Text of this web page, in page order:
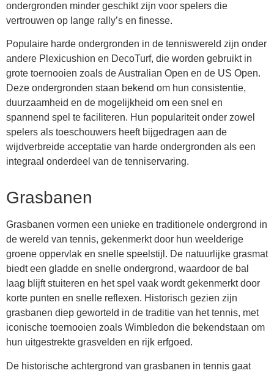
ondergronden minder geschikt zijn voor spelers die
vertrouwen op lange rally’s en finesse.
Populaire harde ondergronden in de tenniswereld zijn onder
andere Plexicushion en DecoTurf, die worden gebruikt in
grote toernooien zoals de Australian Open en de US Open.
Deze ondergronden staan bekend om hun consistentie,
duurzaamheid en de mogelijkheid om een snel en
spannend spel te faciliteren. Hun populariteit onder zowel
spelers als toeschouwers heeft bijgedragen aan de
wijdverbreide acceptatie van harde ondergronden als een
integraal onderdeel van de tenniservaring.
Grasbanen
Grasbanen vormen een unieke en traditionele ondergrond in
de wereld van tennis, gekenmerkt door hun weelderige
groene oppervlak en snelle speelstijl. De natuurlijke grasmat
biedt een gladde en snelle ondergrond, waardoor de bal
laag blijft stuiteren en het spel vaak wordt gekenmerkt door
korte punten en snelle reflexen. Historisch gezien zijn
grasbanen diep geworteld in de traditie van het tennis, met
iconische toernooien zoals Wimbledon die bekendstaan om
hun uitgestrekte grasvelden en rijk erfgoed.
De historische achtergrond van grasbanen in tennis gaat